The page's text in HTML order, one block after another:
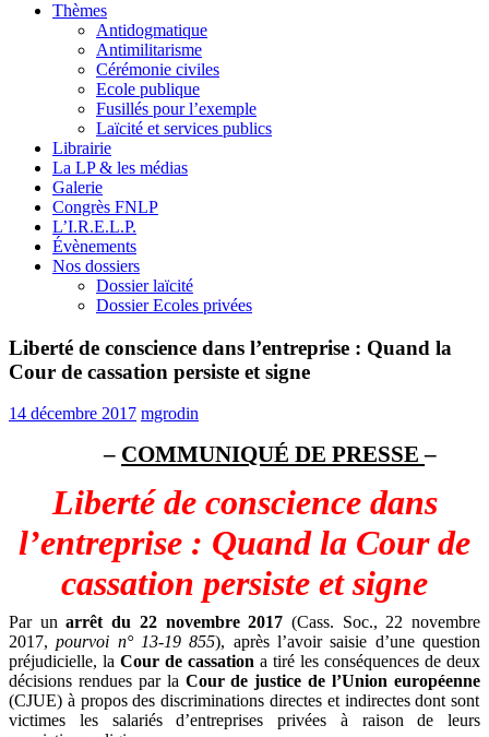
Thèmes
Antidogmatique
Antimilitarisme
Cérémonie civiles
Ecole publique
Fusillés pour l’exemple
Laïcité et services publics
Librairie
La LP & les médias
Galerie
Congrès FNLP
L’I.R.E.L.P.
Évènements
Nos dossiers
Dossier laïcité
Dossier Ecoles privées
Liberté de conscience dans l’entreprise : Quand la
Cour de cassation persiste et signe
14 décembre 2017 mgrodin
– COMMUNIQUÉ DE PRESSE–
Liberté de conscience dans
l’entreprise : Quand la Cour de
cassation persiste et signe
Par unarrêt du 22 novembre 2017 (Cass. Soc., 22 novembre
2017,pourvoi n° 13-19 855), après l’avoir saisie d’une question
préjudicielle, la Cour de cassation a tiré les conséquences de deux
décisions rendues par la Cour de justice de l’Union européenne
(CJUE) à propos des discriminations directes et indirectes dont sont
victimes les salariés d’entreprises privées à raison de leurs